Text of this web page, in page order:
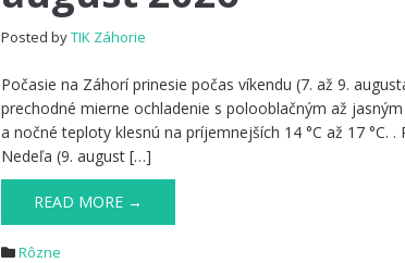
Posted byTIK Záhorie
Počasie na Záhorí prinesie počas víkendu (7. až 9.
prechodné mierne ochladenie s polooblačným až
a nočné teploty klesnú na príjemnejších 14 °C až 17 °C.
Nedeľa (9. august […]
READ MORE →
Rôzne